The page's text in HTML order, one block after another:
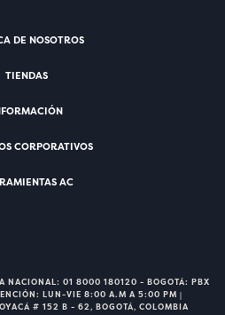
DE NOSOTROS
TIENDAS
CORPORATIVOS
AC
NACIONAL: 01 8000 180120 - BOGOTÁ: PBX
LUN-VIE 8:00 A.M A 5:00 PM |
# 152 B - 62, BOGOTÁ, COLOMBIA